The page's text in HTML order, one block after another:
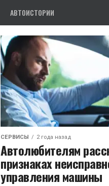
АВТОИСТОРИИ
СЕРВИСЫ 2 года назад
Автолюбителям
признаках
управления машины